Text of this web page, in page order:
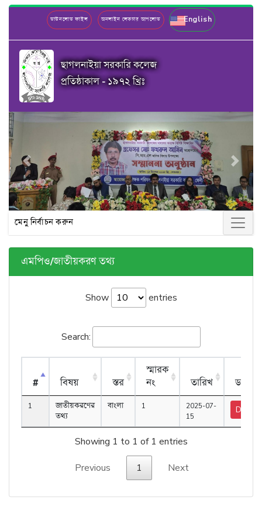
ডাউনলোড ফাইল অনলাইন লেকচার আপলোড English
ছাগলনাইয়া সরকারি কলেজ
প্রতিষ্ঠাকাল - ১৯৭২ খ্রিঃ
Previous Next
মেনু নির্বাচন করুন
এমপিও/জাতীয়করণ তথ্য
Show entries
Search:
# বিষয় স্তর
স্মারক
নং
তারিখ
1
জাতীয়করণের
তথ্য
বাংলা 1
2025-07-
15
Showing 1 to 1 of 1 entries
Previous 1 Next